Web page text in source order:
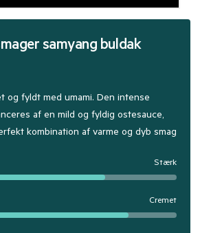
samyang buldak
og fyldt med umami. Den intense
af en mild og fyldig ostesauce,
kombination af varme og dyb smag
Stærk
Cremet